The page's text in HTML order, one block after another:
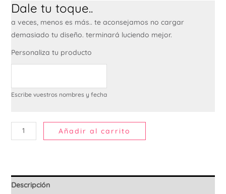
Dale tu toque..
a veces, menos es más.. te aconsejamos no cargar
demasiado tu diseño. terminará luciendo mejor.
Personaliza tu producto
Escribe vuestros nombres y fecha
Añadir al carrito
Descripción